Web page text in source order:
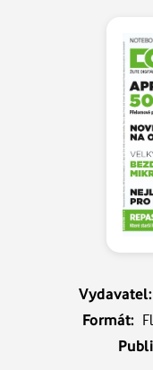
Vydavatel:
Formát: